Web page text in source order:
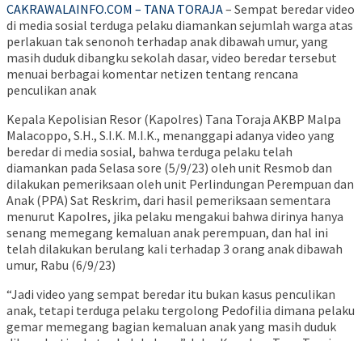
CAKRAWALAINFO.COM – TANA TORAJA– Sempat beredar video
di media sosial terduga pelaku diamankan sejumlah warga atas
perlakuan tak senonoh terhadap anak dibawah umur, yang
masih duduk dibangku sekolah dasar, video beredar tersebut
menuai berbagai komentar netizen tentang rencana
penculikan anak
Kepala Kepolisian Resor (Kapolres) Tana Toraja AKBP Malpa
Malacoppo, S.H., S.I.K. M.I.K., menanggapi adanya video yang
beredar di media sosial, bahwa terduga pelaku telah
diamankan pada Selasa sore (5/9/23) oleh unit Resmob dan
dilakukan pemeriksaan oleh unit Perlindungan Perempuan dan
Anak (PPA) Sat Reskrim, dari hasil pemeriksaan sementara
menurut Kapolres, jika pelaku mengakui bahwa dirinya hanya
senang memegang kemaluan anak perempuan, dan hal ini
telah dilakukan berulang kali terhadap 3 orang anak dibawah
umur, Rabu (6/9/23)
“Jadi video yang sempat beredar itu bukan kasus penculikan
anak, tetapi terduga pelaku tergolong Pedofilia dimana pelaku
gemar memegang bagian kemaluan anak yang masih duduk